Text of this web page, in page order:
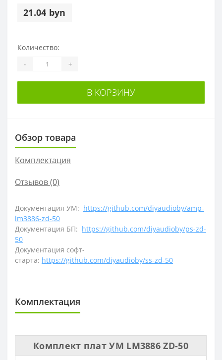
21.04 byn
Количество:
- +
В КОРЗИНУ
Обзор товара
Комплектация
Отзывов (0)
Документация УМ: https://github.com/diyaudioby/amp-
lm3886-zd-50
Документация БП: https://github.com/diyaudioby/ps-zd-
50
Документация софт-
старта: https://github.com/diyaudioby/ss-zd-50
Комплектация
Комплект плат УМ LM3886 ZD-50